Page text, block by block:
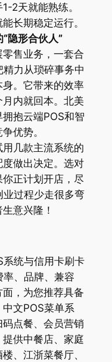
2天就能熟练。
长期稳定运行。
隐形合伙人”
售业务，一套合
精力从琐碎事务中
。它带来的效率
内就回本。北美
抱云端POS和智
优势。
几款主流系统的
做出决定。选对
正计划开店，尽
过程少走很多弯
意兴隆！
统与信用卡刷卡
、品牌、兼容
，为您推荐具备
文POS菜单系
点餐、会员营销
供中餐店、家庭
、江浙菜餐厅、